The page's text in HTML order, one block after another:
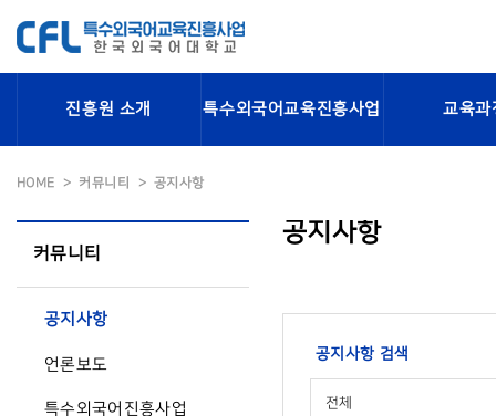
진흥원 소개 특수외국어교육진흥사업 교육과
HOME 커뮤니티 공지사항
커뮤니티
공지사항
언론보도
특수외국어진흥사업
공지사항
공지사항 검색
전체